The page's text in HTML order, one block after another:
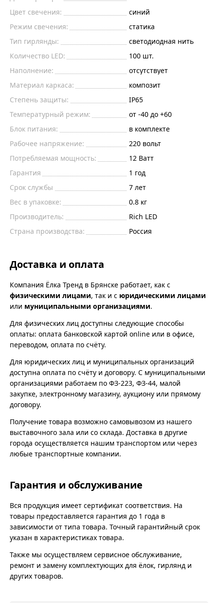
Цвет свечения:
синий
Режим свечения:
статика
Тип гирлянды:
светодиодная нить
Количество LED:
100 шт.
Наполнение:
отсутствует
Материал каркаса:
композит
Степень защиты:
IP65
Температурный режим:
от -40 до +60
Блок питания:
в комплекте
Рабочее напряжение:
220 вольт
Потребляемая мощность:
12 Ватт
Гарантия
1 год
Срок службы
7 лет
Вес в упаковке:
0.8 кг
Производитель:
Rich LED
Страна производства:
Россия
Доставка и оплата
Компания Ёлка Тренд в Брянске работает, как с
физическими лицами, так и с юридическими лицами
или муниципальными организациями.
Для физических лиц доступны следующие способы
оплаты: оплата банковской картой online или в офисе,
переводом, оплата по счёту.
Для юридических лиц и муниципальных организаций
доступна оплата по счёту и договору. С муниципальными
организациями работаем по ФЗ-223, ФЗ-44, малой
закупке, электронному магазину, аукциону или прямому
договору.
Получение товара возможно самовывозом из нашего
выставочного зала или со склада. Доставка в другие
города осуществляется нашим транспортом или через
любые транспортные компании.
Гарантия и обслуживание
Вся продукция имеет сертификат соответствия. На
товары предоставляется гарантия до 1 года в
зависимости от типа товара. Точный гарантийный срок
указан в характеристиках товара.
Также мы осуществляем сервисное обслуживание,
ремонт и замену комплектующих для ёлок, гирлянд и
других товаров.